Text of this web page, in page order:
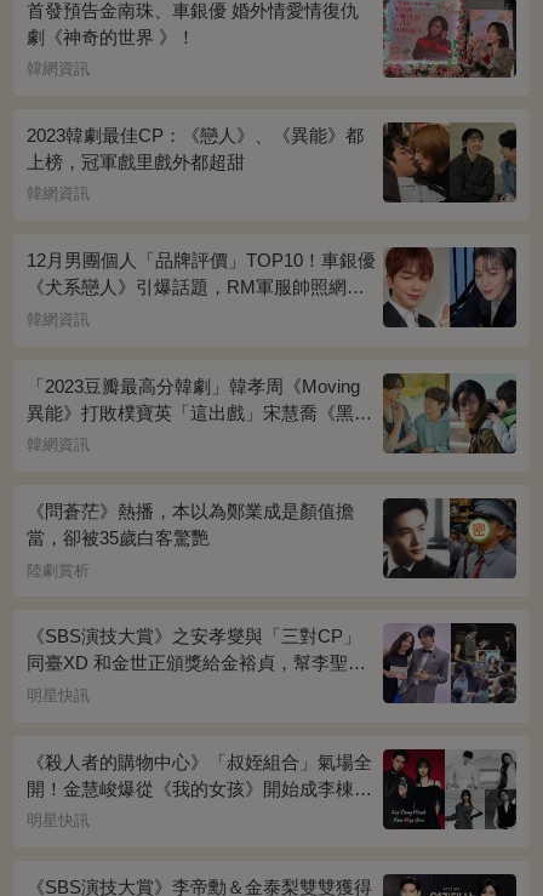
首發預告金南珠、車銀優 婚外情愛情復仇
劇《神奇的世界 》！
韓網資訊
2023韓劇最佳CP：《戀人》、《異能》都
上榜，冠軍戲里戲外都超甜
韓網資訊
12月男團個人「品牌評價」TOP10！車銀優
《犬系戀人》引爆話題，RM軍服帥照網瘋
傳
韓網資訊
「2023豆瓣最高分韓劇」韓孝周《Moving
異能》打敗樸寶英「這出戲」宋慧喬《黑暗
榮耀》奪冠
韓網資訊
《問蒼茫》熱播，本以為鄭業成是顏值擔
當，卻被35歲白客驚艷
陸劇賞析
《SBS演技大賞》之安孝燮與「三對CP」
同臺XD 和金世正頒獎給金裕貞，幫李聖經
披外套超甜~
明星快訊
《殺人者的購物中心》「叔姪組合」氣場全
開！金慧峻爆從《我的女孩》開始成李棟旭
迷妹~
明星快訊
《SBS演技大賞》李帝勳＆金泰梨雙雙獲得